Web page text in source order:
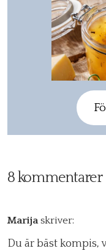
8 kommentarer
Marija skriver:
Du är bäst kompis,